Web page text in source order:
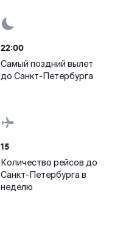
22:00
Самый поздний вылет
до Санкт-Петербурга
15
Количество рейсов до
Санкт-Петербурга в
неделю